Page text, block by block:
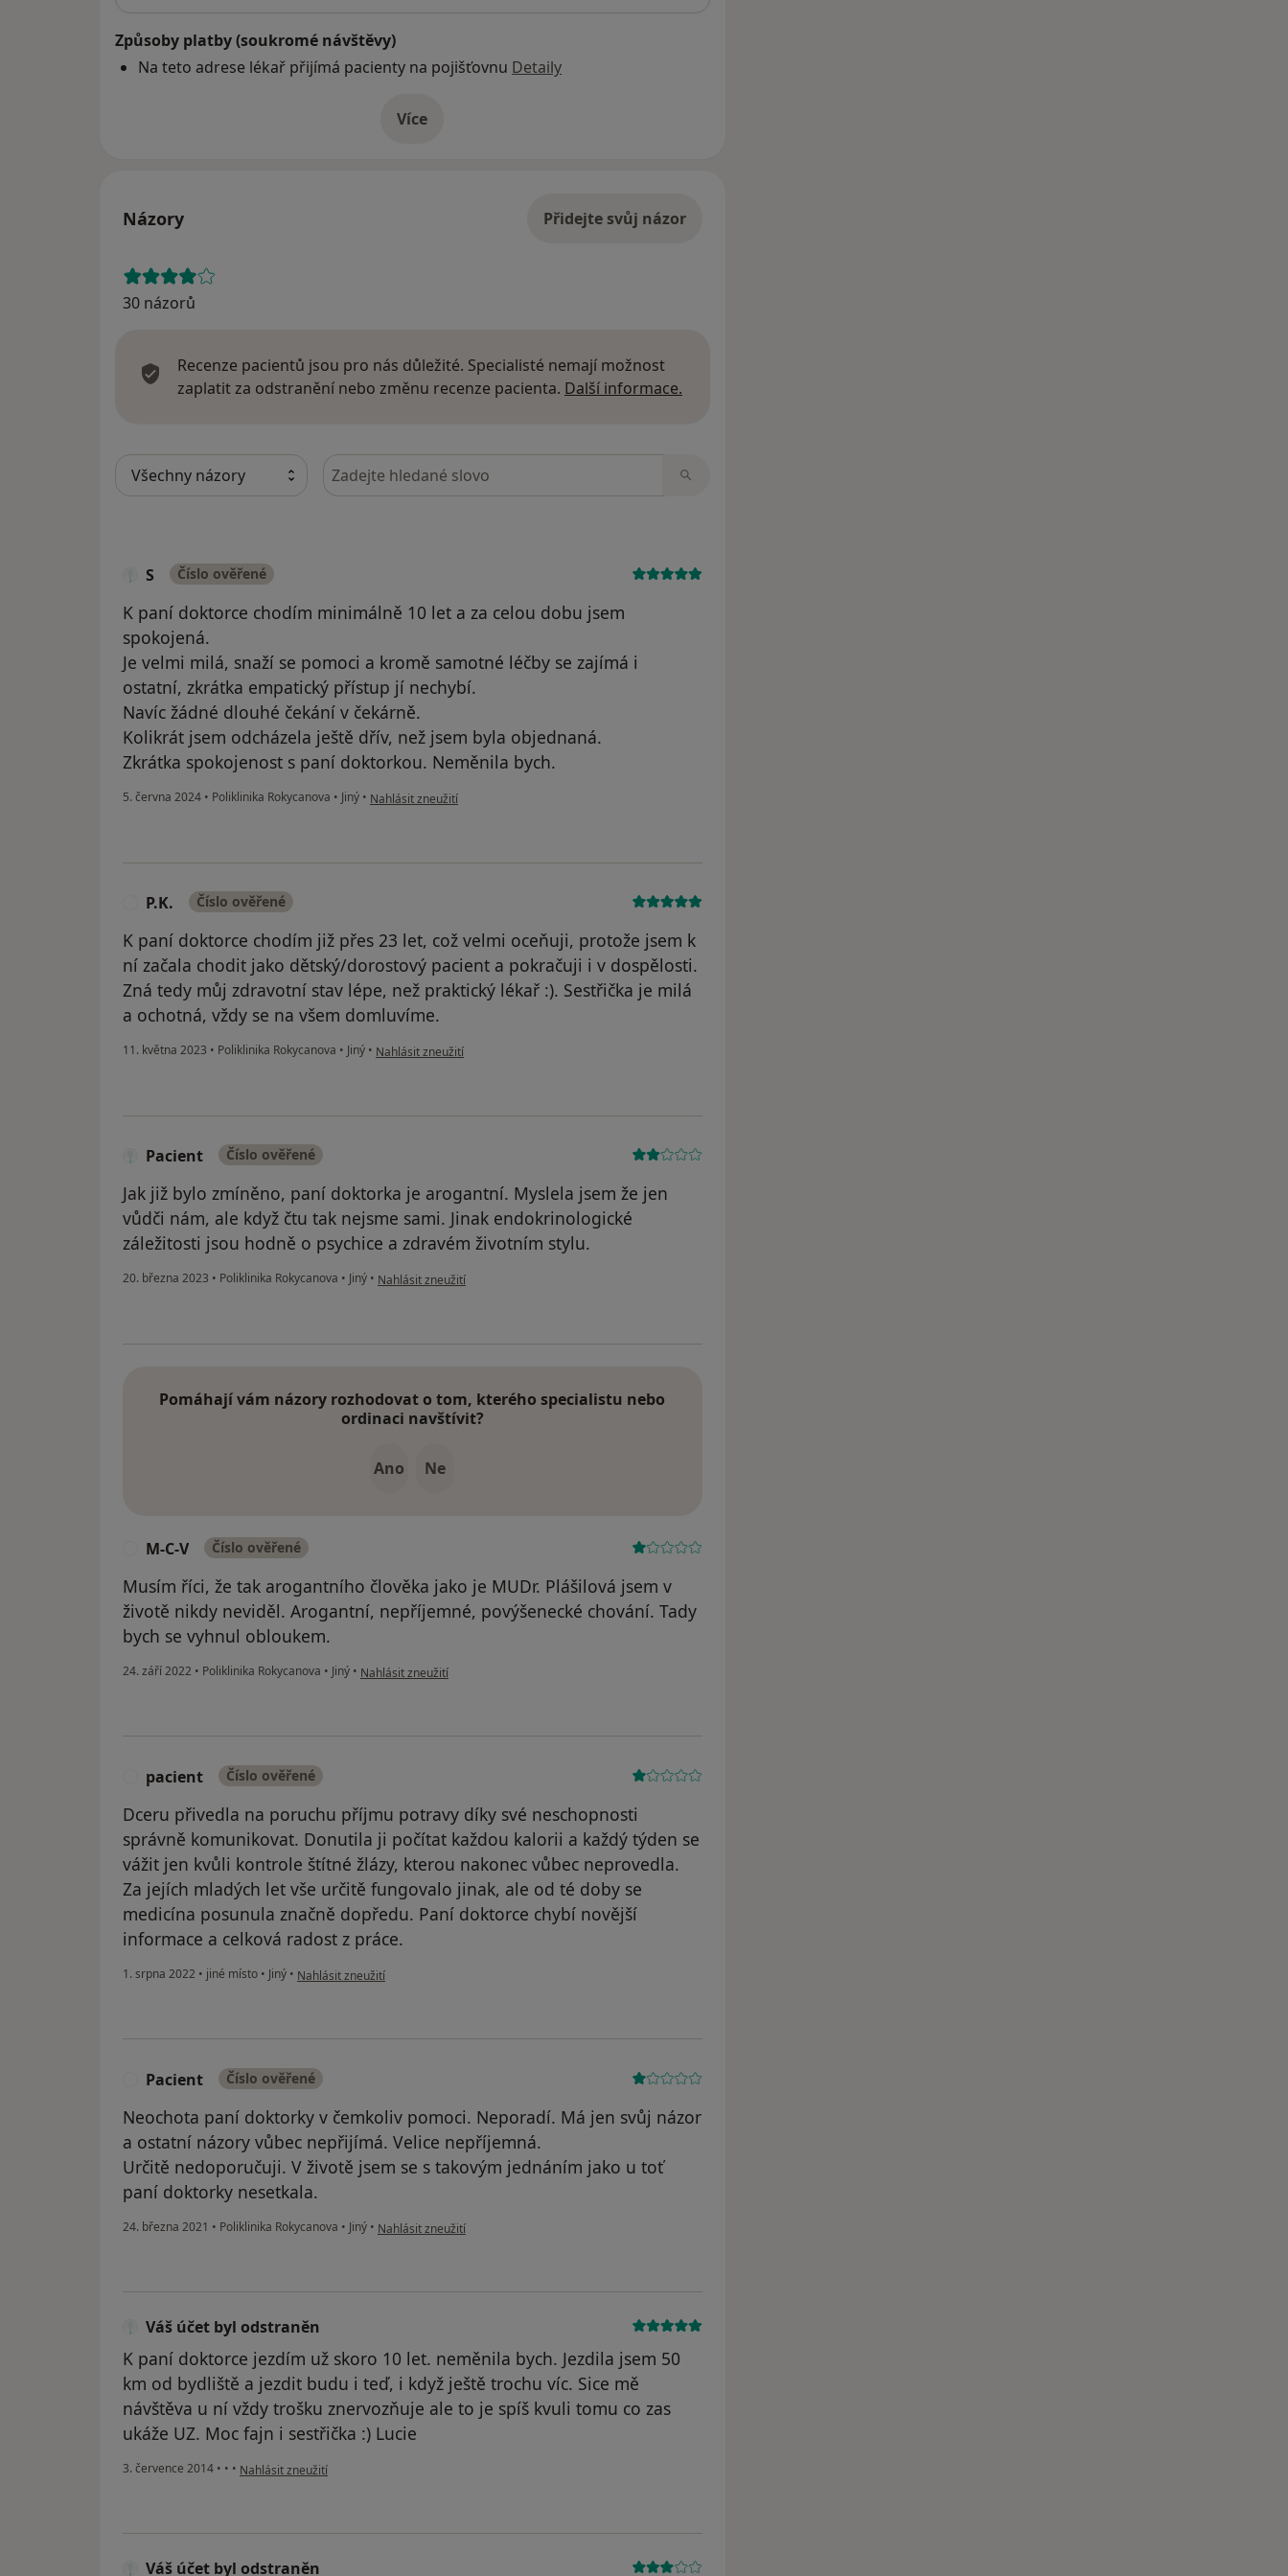
Způsoby platby (soukromé návštěvy)
Na teto adrese lékař přijímá pacienty na pojišťovnu Detaily
Víceo adrese
Názory Přidejte svůj názor
30 názorů
Recenze pacientů jsou pro nás důležité. Specialisté nemají možnost
zaplatit za odstranění nebo změnu recenze pacienta. Další informace.
Hledejte v názorech
S Číslo ověřené
K paní doktorce chodím minimálně 10 let a za celou dobu jsem
spokojená.
Je velmi milá, snaží se pomoci a kromě samotné léčby se zajímá i
ostatní, zkrátka empatický přístup jí nechybí.
Navíc žádné dlouhé čekání v čekárně.
Kolikrát jsem odcházela ještě dřív, než jsem byla objednaná.
Zkrátka spokojenost s paní doktorkou. Neměnila bych.
5. června 2024 • Poliklinika Rokycanova • Jiný • podle názoru uživatele S
Nahlásit zneužití
P.K. Číslo ověřené
K paní doktorce chodím již přes 23 let, což velmi oceňuji, protože jsem k
ní začala chodit jako dětský/dorostový pacient a pokračuji i v dospělosti.
Zná tedy můj zdravotní stav lépe, než praktický lékař :). Sestřička je milá
a ochotná, vždy se na všem domluvíme.
11. května 2023 • Poliklinika Rokycanova • Jiný • podle názoru uživatele P.K.
Nahlásit zneužití
Pacient Číslo ověřené
Jak již bylo zmíněno, paní doktorka je arogantní. Myslela jsem že jen
vůdči nám, ale když čtu tak nejsme sami. Jinak endokrinologické
záležitosti jsou hodně o psychice a zdravém životním stylu.
20. března 2023 • Poliklinika Rokycanova • Jiný • podle názoru uživatele Pacient
Nahlásit zneužití
Pomáhají vám názory rozhodovat o tom, kterého specialistu nebo
ordinaci navštívit?
Ano Ne
M-C-V Číslo ověřené
Musím říci, že tak arogantního člověka jako je MUDr. Plášilová jsem v
životě nikdy neviděl. Arogantní, nepříjemné, povýšenecké chování. Tady
bych se vyhnul obloukem.
24. září 2022 • Poliklinika Rokycanova • Jiný • podle názoru uživatele M-C-V
Nahlásit zneužití
pacient Číslo ověřené
Dceru přivedla na poruchu příjmu potravy díky své neschopnosti
správně komunikovat. Donutila ji počítat každou kalorii a každý týden se
vážit jen kvůli kontrole štítné žlázy, kterou nakonec vůbec neprovedla.
Za jejích mladých let vše určitě fungovalo jinak, ale od té doby se
medicína posunula značně dopředu. Paní doktorce chybí novější
informace a celková radost z práce.
1. srpna 2022 • jiné místo • Jiný • podle názoru uživatele pacient
Nahlásit zneužití
Pacient Číslo ověřené
Neochota paní doktorky v čemkoliv pomoci. Neporadí. Má jen svůj názor
a ostatní názory vůbec nepřijímá. Velice nepříjemná.
Určitě nedoporučuji. V životě jsem se s takovým jednáním jako u toť
paní doktorky nesetkala.
24. března 2021 • Poliklinika Rokycanova • Jiný • podle názoru uživatele Pacient
Nahlásit zneužití
Váš účet byl odstraněn
K paní doktorce jezdím už skoro 10 let. neměnila bych. Jezdila jsem 50
km od bydliště a jezdit budu i teď, i když ještě trochu víc. Sice mě
návštěva u ní vždy trošku znervozňuje ale to je spíš kvuli tomu co zas
ukáže UZ. Moc fajn i sestřička :) Lucie
3. července 2014 • • • podle názoru uživatele Váš účet byl odstraněn
Nahlásit zneužití
Váš účet byl odstraněn